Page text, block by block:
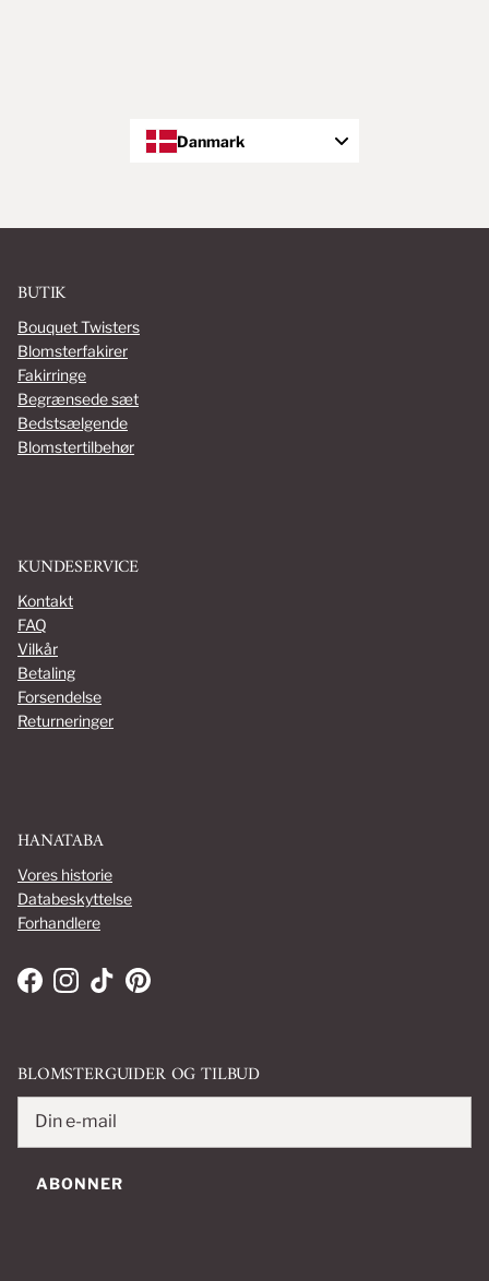
Danmark
BUTIK
Bouquet Twisters
Blomsterfakirer
Fakirringe
Begrænsede sæt
Bedst­sælgende
Blomster­tilbehør
KUNDESERVICE
Kontakt
FAQ
Vilkår
Betaling
Forsendelse
Returneringer
HANATABA
Vores historie
Databeskyttelse
Forhandlere
FacebookInstagram
TikTokPinterest
BLOMSTER­GUIDER OG TILBUD
ABONNER